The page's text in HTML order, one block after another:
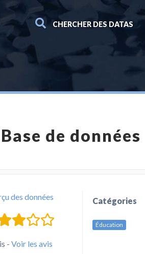
CHERCHER DES DATAS
de données
des données
- Voir les avis
Catégories
Éducation